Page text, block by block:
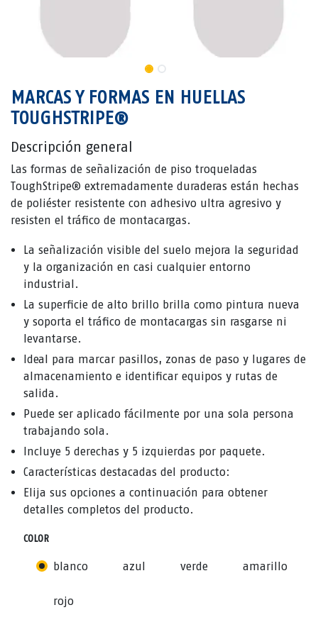
MARCAS Y FORMAS EN HUELLAS
TOUGHSTRIPE®
Descripción general
Las formas de señalización de piso troqueladas
ToughStripe® extremadamente duraderas están hechas
de poliéster resistente con adhesivo ultra agresivo y
resisten el tráfico de montacargas.
La señalización visible del suelo mejora la seguridad
y la organización en casi cualquier entorno
industrial.
La superficie de alto brillo brilla como pintura nueva
y soporta el tráfico de montacargas sin rasgarse ni
levantarse.
Ideal para marcar pasillos, zonas de paso y lugares de
almacenamiento e identificar equipos y rutas de
salida.
Puede ser aplicado fácilmente por una sola persona
trabajando sola.
Incluye 5 derechas y 5 izquierdas por paquete.
Características destacadas del producto:
Elija sus opciones a continuación para obtener
detalles completos del producto.
COLOR
blanco azul verde amarillo
rojo